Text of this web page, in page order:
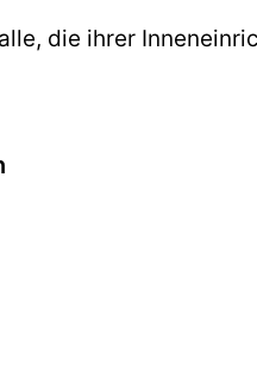
die ihrer